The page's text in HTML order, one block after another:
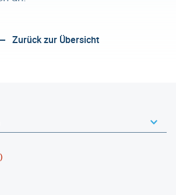
Zurück zur Übersicht